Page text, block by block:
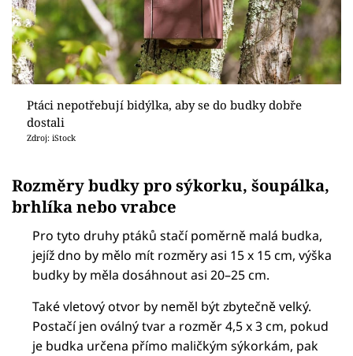
Ptáci nepotřebují bidýlka, aby se do budky dobře
dostali
Zdroj: iStock
Rozměry budky pro sýkorku, šoupálka,
brhlíka nebo vrabce
Pro tyto druhy ptáků stačí poměrně malá budka,
jejíž dno by mělo mít rozměry asi 15 x 15 cm, výška
budky by měla dosáhnout asi 20–25 cm.
Také vletový otvor by neměl být zbytečně velký.
Postačí jen oválný tvar a rozměr 4,5 x 3 cm, pokud
je budka určena přímo maličkým sýkorkám, pak